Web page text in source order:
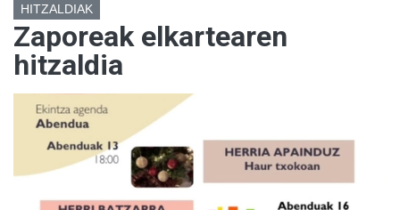
HITZALDIAK
Zaporeak elkartearen
hitzaldia